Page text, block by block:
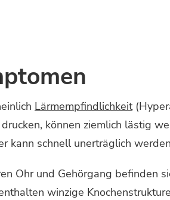
Lärmempfindlichkeit
können ziemlich lästig
kann schnell unerträglich
Ohr und Gehörgang befinden
winzige